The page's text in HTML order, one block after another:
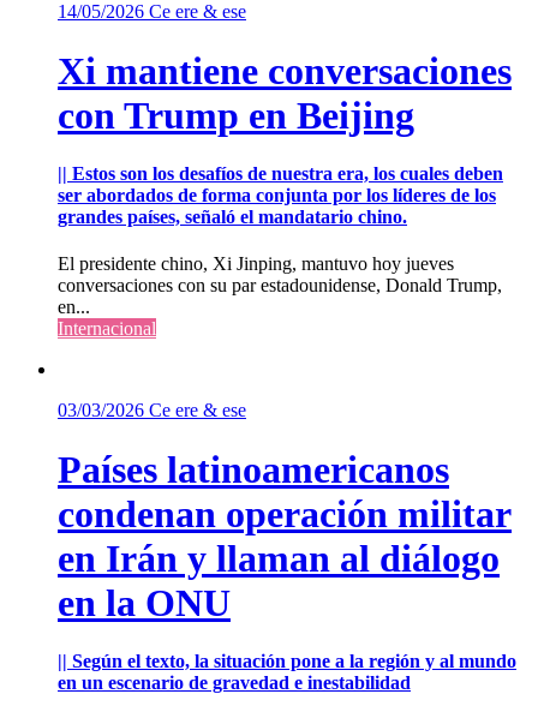
14/05/2026 Ce ere & ese
Xi mantiene conversaciones
con Trump en Beijing
|| Estos son los desafíos de nuestra era, los cuales deben
ser abordados de forma conjunta por los líderes de los
grandes países, señaló el mandatario chino.
El presidente chino, Xi Jinping, mantuvo hoy jueves
conversaciones con su par estadounidense, Donald Trump,
en...
Internacional
03/03/2026 Ce ere & ese
Países latinoamericanos
condenan operación militar
en Irán y llaman al diálogo
en la ONU
|| Según el texto, la situación pone a la región y al mundo
en un escenario de gravedad e inestabilidad